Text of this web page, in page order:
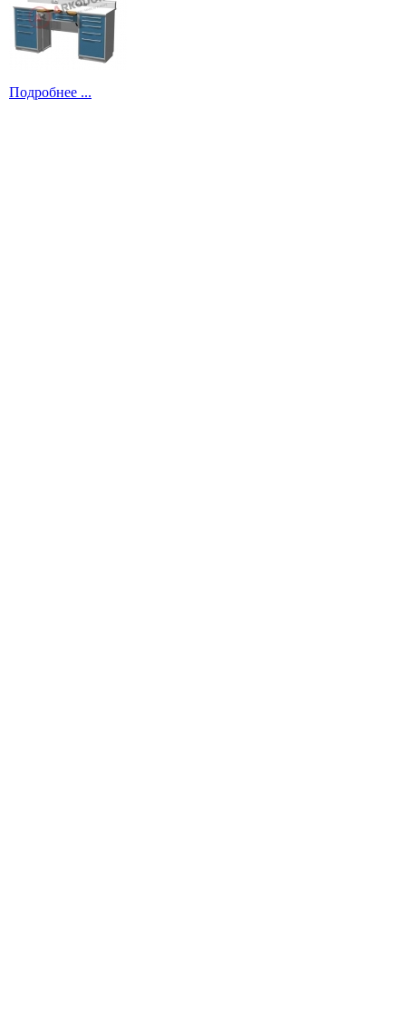
Подробнее ...